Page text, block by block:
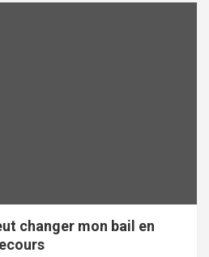
changer mon bail en